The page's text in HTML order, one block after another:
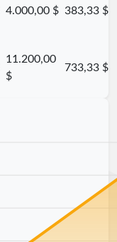
4.000,00 $ 383,33 $
11.200,00
$
733,33 $